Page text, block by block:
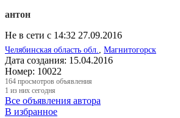
антон
Не в сети с 14:32 27.09.2016
Челябинская область обл., Магнитогорск
Дата создания: 15.04.2016
Номер: 10022
164 просмотров объявления
1 из них сегодня
Все объявления автора
В избранное